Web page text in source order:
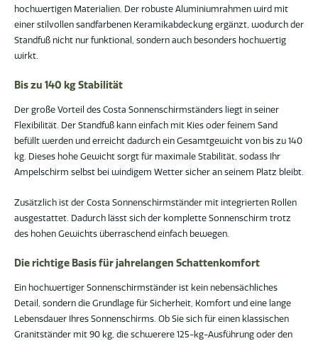
hochwertigen Materialien. Der robuste Aluminiumrahmen wird mit
einer stilvollen sandfarbenen Keramikabdeckung ergänzt, wodurch der
Standfuß nicht nur funktional, sondern auch besonders hochwertig
wirkt.
Bis zu 140 kg Stabilität
Der große Vorteil des Costa Sonnenschirmständers liegt in seiner
Flexibilität. Der Standfuß kann einfach mit Kies oder feinem Sand
befüllt werden und erreicht dadurch ein Gesamtgewicht von bis zu 140
kg. Dieses hohe Gewicht sorgt für maximale Stabilität, sodass Ihr
Ampelschirm selbst bei windigem Wetter sicher an seinem Platz bleibt.
Zusätzlich ist der Costa Sonnenschirmständer mit integrierten Rollen
ausgestattet. Dadurch lässt sich der komplette Sonnenschirm trotz
des hohen Gewichts überraschend einfach bewegen.
Die richtige Basis für jahrelangen Schattenkomfort
Ein hochwertiger Sonnenschirmständer ist kein nebensächliches
Detail, sondern die Grundlage für Sicherheit, Komfort und eine lange
Lebensdauer Ihres Sonnenschirms. Ob Sie sich für einen klassischen
Granitständer mit 90 kg, die schwerere 125-kg-Ausführung oder den